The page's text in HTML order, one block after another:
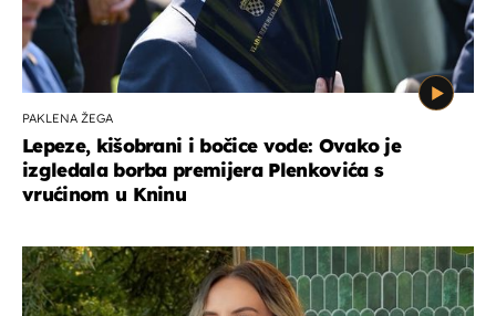
PAKLENA ŽEGA
Lepeze, kišobrani i bočice vode: Ovako je
izgledala borba premijera Plenkovića s
vrućinom u Kninu